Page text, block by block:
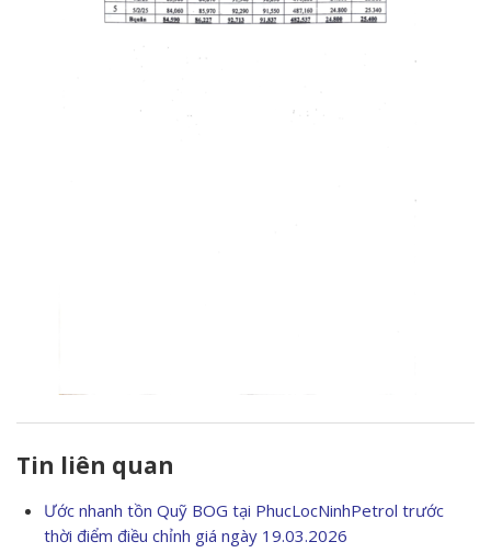
Tin liên quan
Ước nhanh tồn Quỹ BOG tại PhucLocNinhPetrol trước
thời điểm điều chỉnh giá ngày 19.03.2026